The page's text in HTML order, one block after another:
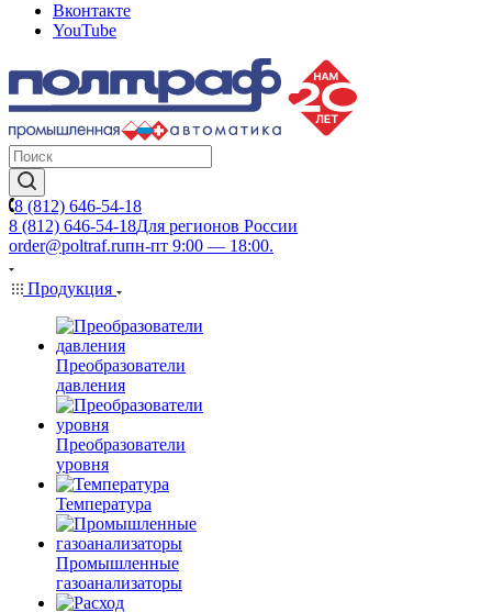
Вконтакте
YouTube
8 (812) 646-54-18
8 (812) 646-54-18Для регионов России
order@poltraf.ruпн-пт 9:00 — 18:00.
Продукция
Преобразователи
давления
Преобразователи
уровня
Температура
Промышленные
газоанализаторы